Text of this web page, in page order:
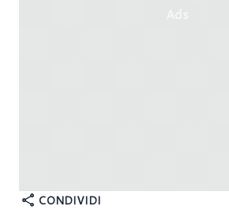
CONDIVIDI